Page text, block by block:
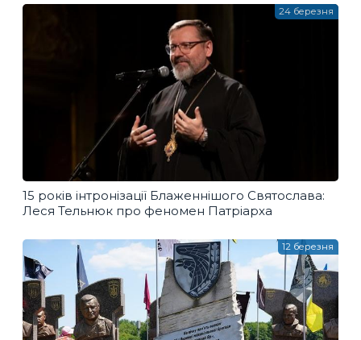
15 років інтронізації Блаженнішого Святослава:
Леся Тельнюк про феномен Патріарха
24 березня
12 березня